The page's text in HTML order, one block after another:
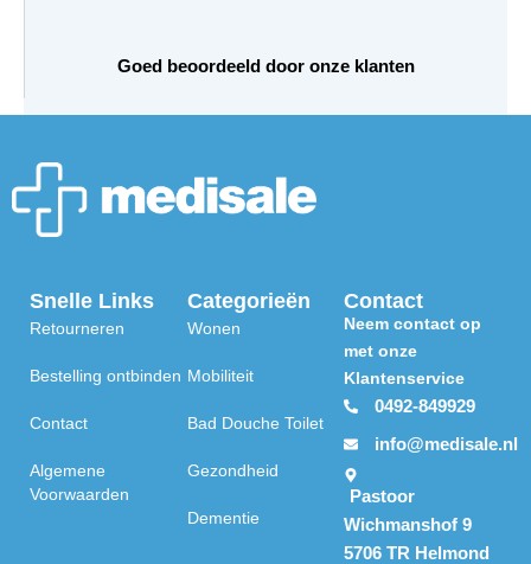
Goed beoordeeld door onze klanten
Snelle Links
Retourneren
Bestelling ontbinden
Contact
Algemene
Voorwaarden
Categorieën
Wonen
Mobiliteit
Bad Douche Toilet
Gezondheid
Dementie
Contact
Neem contact op
met onze
Klantenservice
0492-849929
info@medisale.nl
Pastoor
Wichmanshof 9
5706 TR Helmond